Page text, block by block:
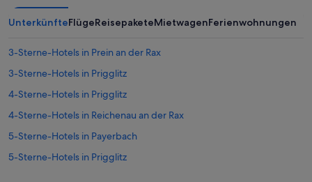
UnterkünfteFlügeReisepaketeMietwagenFerienwohnungen
3-Sterne-Hotels in Prein an der Rax
3-Sterne-Hotels in Prigglitz
4-Sterne-Hotels in Prigglitz
4-Sterne-Hotels in Reichenau an der Rax
5-Sterne-Hotels in Payerbach
5-Sterne-Hotels in Prigglitz